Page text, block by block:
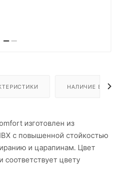
НАЛИЧИЕ В
изготовлен из
с повышенной стойкостью
и царапинам. Цвет
соответствует цвету